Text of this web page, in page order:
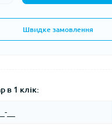
Швидке замовлення
в 1 клік: